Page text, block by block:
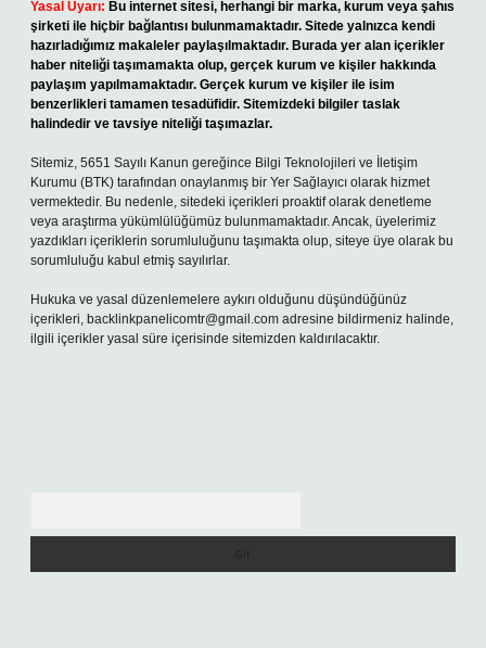
Yasal Uyarı: Bu internet sitesi, herhangi bir marka, kurum veya şahıs
şirketi ile hiçbir bağlantısı bulunmamaktadır. Sitede yalnızca kendi
hazırladığımız makaleler paylaşılmaktadır. Burada yer alan içerikler
haber niteliği taşımamakta olup, gerçek kurum ve kişiler hakkında
paylaşım yapılmamaktadır. Gerçek kurum ve kişiler ile isim
benzerlikleri tamamen tesadüfidir. Sitemizdeki bilgiler taslak
halindedir ve tavsiye niteliği taşımazlar.
Sitemiz, 5651 Sayılı Kanun gereğince Bilgi Teknolojileri ve İletişim
Kurumu (BTK) tarafından onaylanmış bir Yer Sağlayıcı olarak hizmet
vermektedir. Bu nedenle, sitedeki içerikleri proaktif olarak denetleme
veya araştırma yükümlülüğümüz bulunmamaktadır. Ancak, üyelerimiz
yazdıkları içeriklerin sorumluluğunu taşımakta olup, siteye üye olarak bu
sorumluluğu kabul etmiş sayılırlar.
Hukuka ve yasal düzenlemelere aykırı olduğunu düşündüğünüz
içerikleri, backlinkpanelicomtr@gmail.com adresine bildirmeniz halinde,
ilgili içerikler yasal süre içerisinde sitemizden kaldırılacaktır.